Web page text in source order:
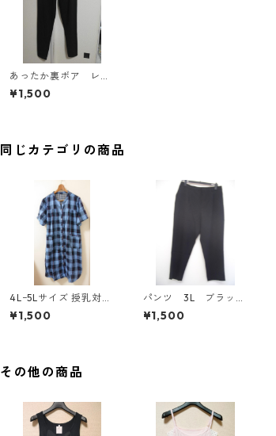
あったか裏ボア レギ
ンス LL ブラック
MAA-2759
¥1,500
同じカテゴリの商品
4Lｰ5Lサイズ 授乳対応
チェック柄 半袖ルーム
ウェア マタニティ ブ
¥1,500
パンツ 3L ブラッ
ク IY-4525
¥1,500
その他の商品